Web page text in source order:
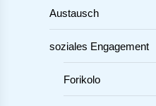
Austausch
soziales Engagement
Forikolo